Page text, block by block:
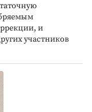
и
участников